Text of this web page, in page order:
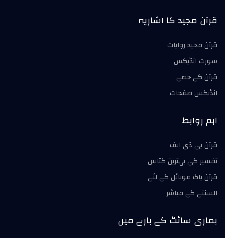
قرآن مجید کا اشاریہ
قرآن مجید روايات
سورت انڈیکس
قرآن کے حصے
انڈیکس صفحات
اہم روابط
قرآن پی ڈی ایف
تفسیر کی بہترین کتابیں
قرآن پاک موبائل کے لئے
السننے کے مباشر
ہماری سائٹ کے بارے میں